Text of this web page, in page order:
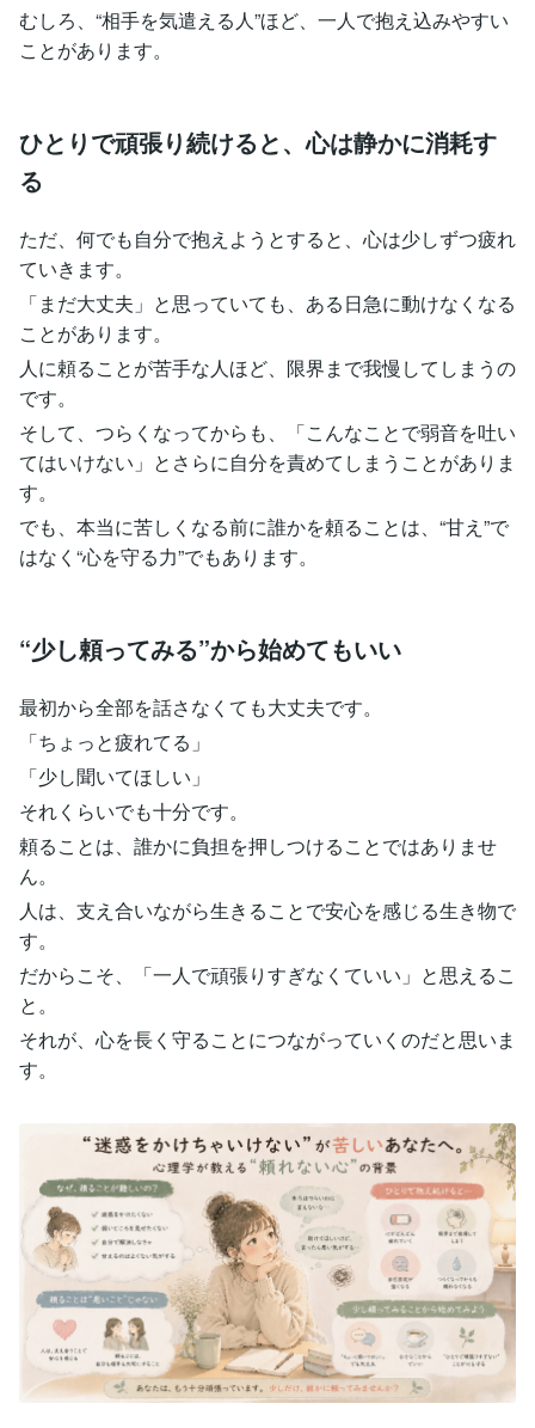
むしろ、“相手を気遣える人”ほど、一人で抱え込みやすい
ことがあります。
ひとりで頑張り続けると、心は静かに消耗す
る
ただ、何でも自分で抱えようとすると、心は少しずつ疲れ
ていきます。
「まだ大丈夫」と思っていても、ある日急に動けなくなる
ことがあります。
人に頼ることが苦手な人ほど、限界まで我慢してしまうの
です。
そして、つらくなってからも、「こんなことで弱音を吐い
てはいけない」とさらに自分を責めてしまうことがありま
す。
でも、本当に苦しくなる前に誰かを頼ることは、“甘え”で
はなく“心を守る力”でもあります。
“少し頼ってみる”から始めてもいい
最初から全部を話さなくても大丈夫です。
「ちょっと疲れてる」
「少し聞いてほしい」
それくらいでも十分です。
頼ることは、誰かに負担を押しつけることではありませ
ん。
人は、支え合いながら生きることで安心を感じる生き物で
す。
だからこそ、「一人で頑張りすぎなくていい」と思えるこ
と。
それが、心を長く守ることにつながっていくのだと思いま
す。